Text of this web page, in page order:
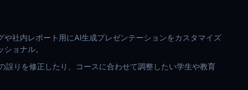
や社内レポート用にAI生成プレゼンテーションをカスタマイズ
ョナル。
りを修正したり、コースに合わせて調整したい学生や教育